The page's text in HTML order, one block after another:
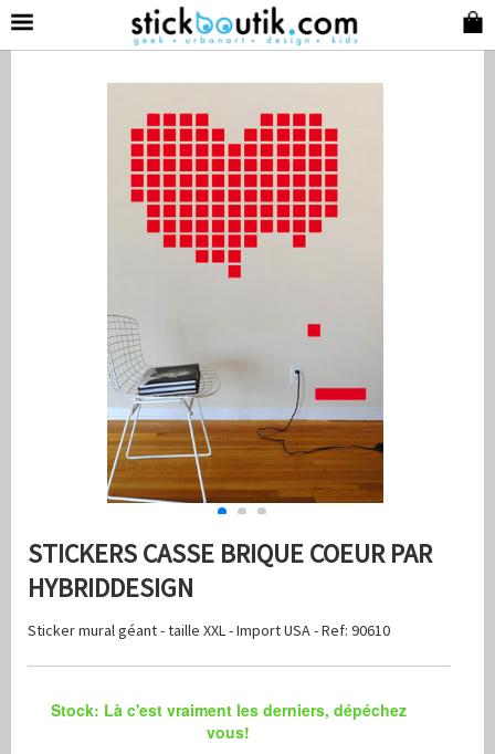
STICKERS CASSE BRIQUE COEUR PAR
HYBRIDDESIGN
Sticker mural géant - taille XXL - Import USA - Ref: 90610
Stock: Là c'est vraiment les derniers, dépéchez
vous!